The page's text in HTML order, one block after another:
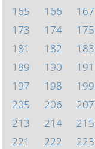
165
166 167
173
174 175
181
182 183
189
190 191
197
198 199
205
206 207
213
214 215
221
222 223